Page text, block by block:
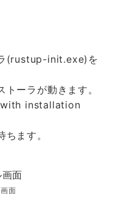
(rustup-init.exe)を
ーラが動きます。
with installation
ます。
面